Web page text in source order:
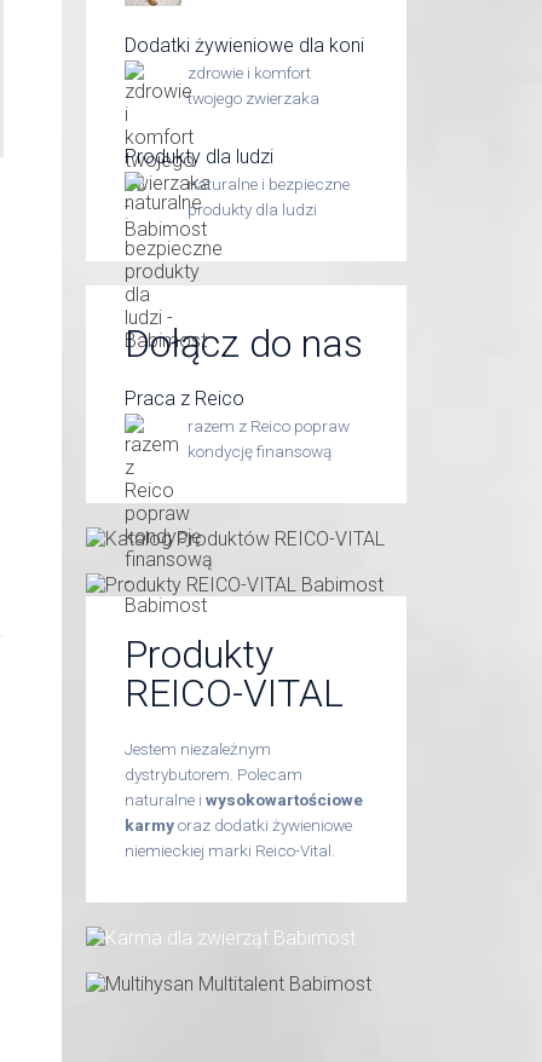
Dodatki żywieniowe dla koni
zdrowie i komfort
twojego zwierzaka
Produkty dla ludzi
naturalne i bezpieczne
produkty dla ludzi
Dołącz do nas
Praca z Reico
razem z Reico popraw
kondycję finansową
Produkty
REICO-VITAL
Jestem niezależnym
dystrybutorem. Polecam
naturalne i wysokowartościowe
karmyoraz dodatki żywieniowe
niemieckiej marki Reico-Vital.